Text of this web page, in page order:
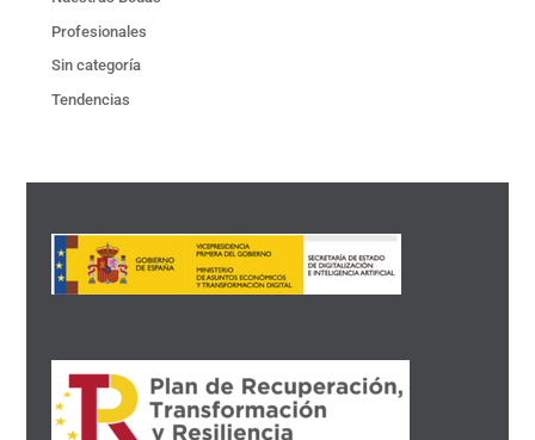
Profesionales
Sin categoría
Tendencias